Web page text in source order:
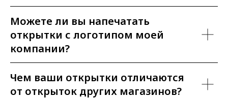
Можете ли вы напечатать
открытки с логотипом моей
компании?
Чем ваши открытки отличаются
от открыток других магазинов?